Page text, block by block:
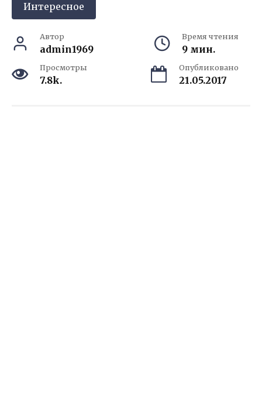
Интересное
Автор
admin1969
Время чтения
9 мин.
Просмотры
7.8k.
Опубликовано
21.05.2017